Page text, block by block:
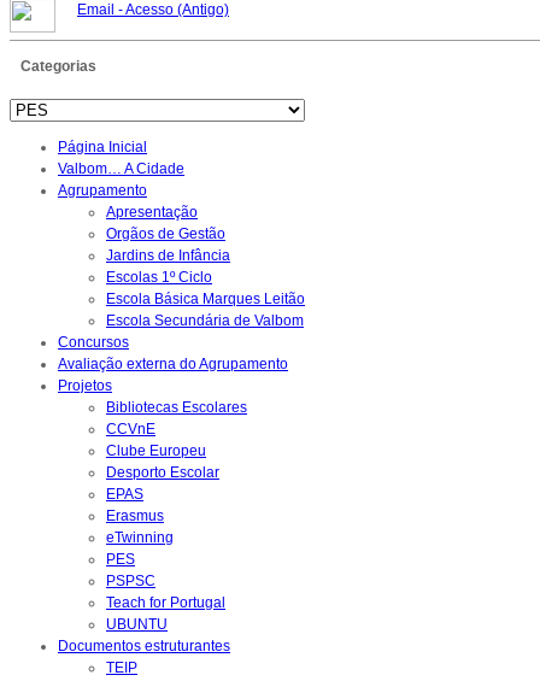
Email -Acesso (Antigo)
Categorias
Página Inicial
Valbom… A Cidade
Agrupamento
Apresentação
Orgãos de Gestão
Jardins de Infância
Escolas 1º Ciclo
Escola Básica Marques Leitão
Escola Secundária de Valbom
Concursos
Avaliação externa do Agrupamento
Projetos
Bibliotecas Escolares
CCVnE
Clube Europeu
Desporto Escolar
EPAS
Erasmus
eTwinning
PES
PSPSC
Teach for Portugal
UBUNTU
Documentos estruturantes
TEIP